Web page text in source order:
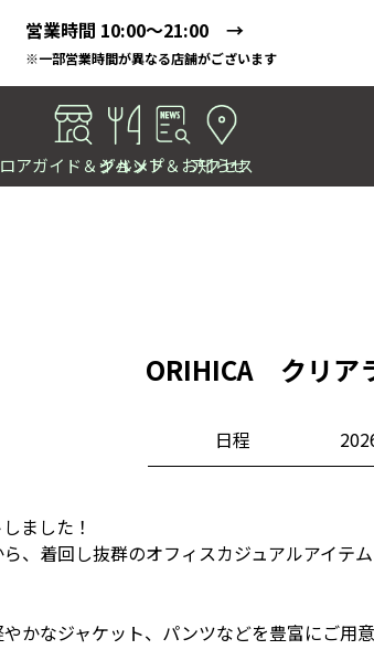
営業時間 10:00～21:00 →
※一部営業時間が異なる店舗がございます
アガイド＆ショップ
グルメ
イベント＆お知らせ
アクセス
ORIHICA クリア
日程
ました！
、着回し抜群のオフィスカジュアルアイテ
かなジャケット、パンツなどを豊富にご用意